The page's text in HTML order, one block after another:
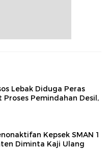
Lebak Diduga Peras
Proses Pemindahan Desil,
Kepsek SMAN 1
Diminta Kaji Ulang